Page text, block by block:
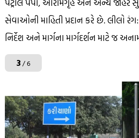
પેટ્રોલ પંપો, આરામગૃહ અને અન્ય જાહેર
સેવાઓની માહિતી પ્રદાન કરે છે. લીલો
નિર્દેશ અને માર્ગના માર્ગદર્શન માટે જ
3/ 6